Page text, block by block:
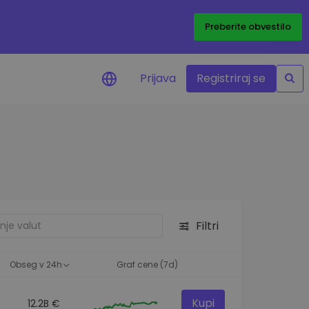
Preberite obvestilo
Prijava Registriraj se
Filtri
Obseg v 24h Graf cene (7d)
12.2B € Kupi